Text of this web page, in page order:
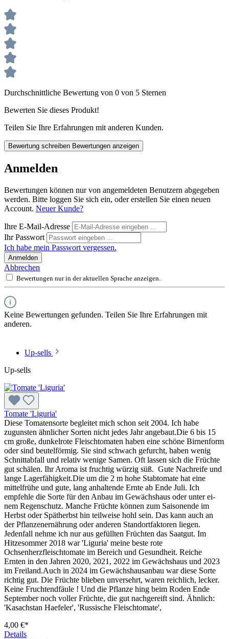
Durchschnittliche Bewertung von 0 von 5 Sternen
Bewerten Sie dieses Produkt!
Teilen Sie Ihre Erfahrungen mit anderen Kunden.
Bewertung schreiben Bewertungen anzeigen
Anmelden
Bewertungen können nur von angemeldeten Benutzern abgegeben
werden. Bitte loggen Sie sich ein, oder erstellen Sie einen neuen
Account. Neuer Kunde?
Ihre E-Mail-Adresse
Ihr Passwort
Ich habe mein Passwort vergessen.
Anmelden
Abbrechen
Bewertungen nur in der aktuellen Sprache anzeigen.
Keine Bewertungen gefunden. Teilen Sie Ihre Erfahrungen mit
anderen.
Up-sells
Up-sells
Tomate 'Liguria'
Diese Tomatensorte begleitet mich schon seit 2004. Ich habe
zugunsten ähnlicher Sorten nicht jedes Jahr angebaut.Die 6 bis 15
cm große, dunkelrote Fleischtomaten haben eine schöne Birnenform
oder sind beutelförmig. Sie sind schwach gefurcht, haben wenig
Schnittabfall und relativ wenige Samen. Oft lassen sich die Früchte
gut schälen. Ihr Aroma ist fruchtig würzig süß. Gute Nachreife und
lange Lagerfähigkeit.Die um die 2 m hohe Stabtomate hat eine
mittelfrühe und gute, lang anhaltende Ernte ab Ende Juli. Ich
empfehle die Sorte für den Anbau im Gewächshaus oder unter ei­
nem Regenschutz. Manche Früchte können zum Saisonende im
Herbst oder Spätherbst hin teilweise hohl sein. Das kann auch an
der Pflanzenernährung oder anderen Standortfaktoren liegen.
Jedenfall nehme ich nur aus gefüllten Früchten das Saatgut. Im
Hitzesommer 2018 war 'Liguria' meine beste rote
Ochsenherzfleischtomate im Bereich und Gesundheit. Reiche
Ernten in den Jahren 2020, 2021, 2022 im Gewächshaus und 2023
im Freiland.Auch in 2024 im Gewächshausanbau war diese Sorte
richtig gut. Die Früchte blieben unversehrt, waren reichlich, lecker.
Keine Fruchtendfäule ! Und die Pflanze hing beim Roden Ende
September noch voller Früchte, die gut nachgereift sind. Ähnlich:
'Kasachstan Haefeler', 'Russische Fleischtomate',
4,00 €*
Details